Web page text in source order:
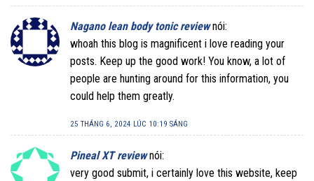
Nagano lean body tonic review nói:
whoah this blog is magnificent i love reading your
posts. Keep up the good work! You know, a lot of
people are hunting around for this information, you
could help them greatly.
25 THÁNG 6, 2024 LÚC 10:19 SÁNG
Pineal XT review nói:
very good submit, i certainly love this website, keep